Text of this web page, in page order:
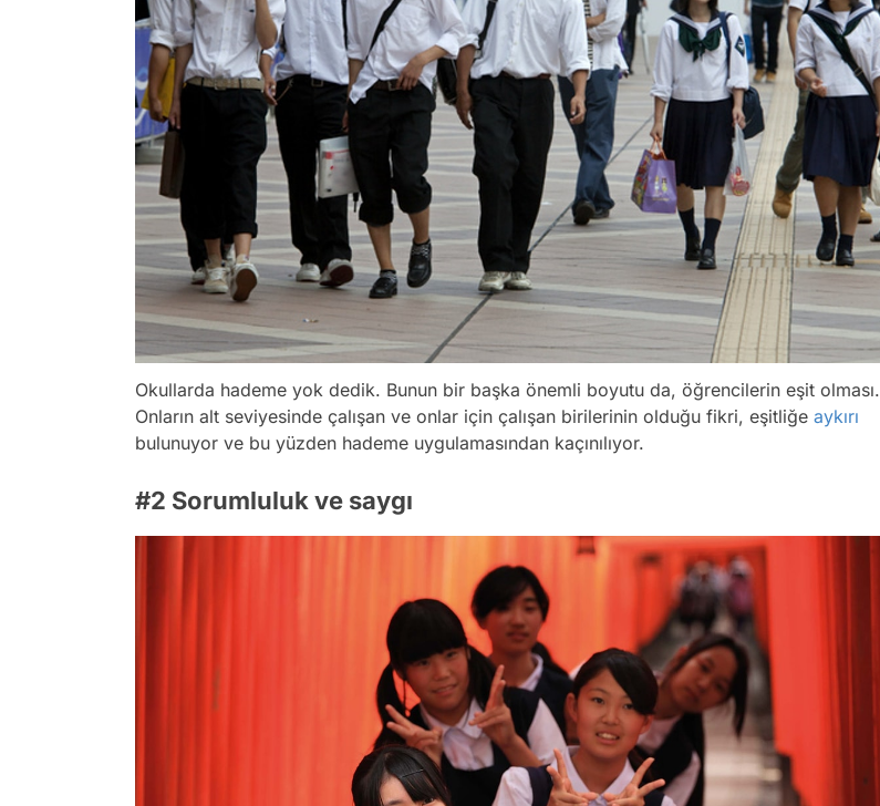
Okullarda hademe yok dedik. Bunun bir başka önemli boyutu da, öğrencilerin eşit olması.
Onların alt seviyesinde çalışan ve onlar için çalışan birilerinin olduğu fikri, eşitliğe aykırı
bulunuyor ve bu yüzden hademe uygulamasından kaçınılıyor.
#2 Sorumluluk ve saygı